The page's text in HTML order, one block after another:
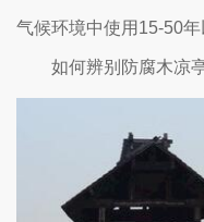
气候环境中使用15-50年
如何辨别防腐木凉